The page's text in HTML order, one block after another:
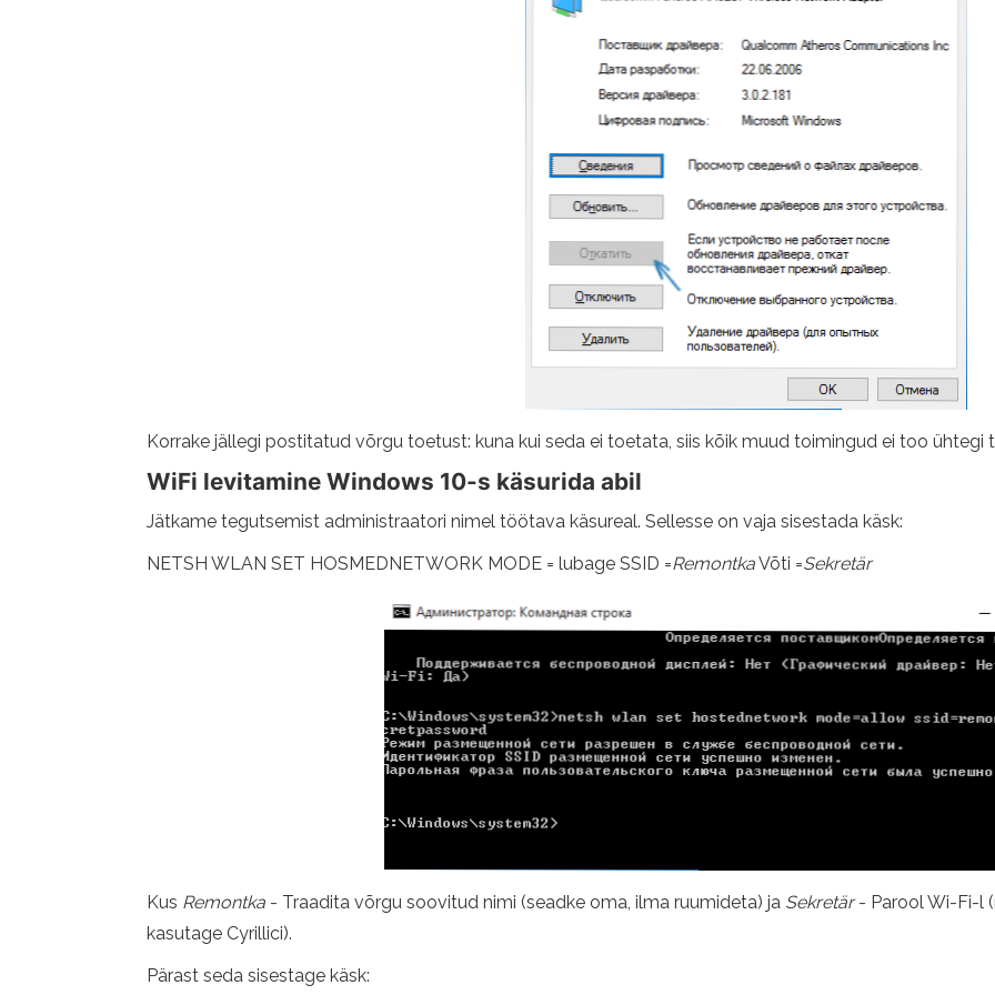
Korrake jällegi postitatud võrgu toetust: kuna kui seda ei toetata, siis kõik muud toimingud ei too ühtegi
WiFi levitamine Windows 10-s käsurida abil
Jätkame tegutsemist administraatori nimel töötava käsureal. Sellesse on vaja sisestada käsk:
NETSH WLAN SET HOSMEDNETWORK MODE = lubage SSID =RemontkaVõti =Sekretär
Kus Remontka - Traadita võrgu soovitud nimi (seadke oma, ilma ruumideta) ja Sekretär- Parool Wi-Fi-l
kasutage Cyrillici).
Pärast seda sisestage käsk: